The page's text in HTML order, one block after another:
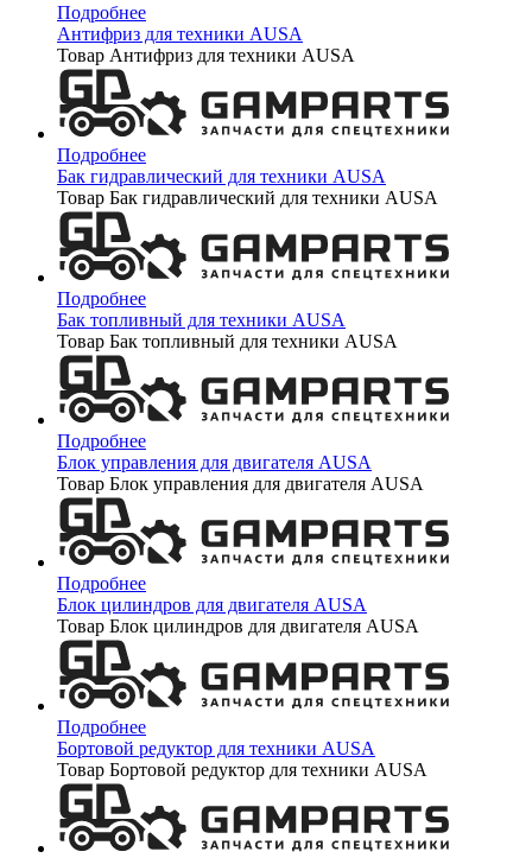
Подробнее
Антифриз для техники AUSA
Товар Антифриз для техники AUSA
Подробнее
Бак гидравлический для техники AUSA
Товар Бак гидравлический для техники AUSA
Подробнее
Бак топливный для техники AUSA
Товар Бак топливный для техники AUSA
Подробнее
Блок управления для двигателя AUSA
Товар Блок управления для двигателя AUSA
Подробнее
Блок цилиндров для двигателя AUSA
Товар Блок цилиндров для двигателя AUSA
Подробнее
Бортовой редуктор для техники AUSA
Товар Бортовой редуктор для техники AUSA